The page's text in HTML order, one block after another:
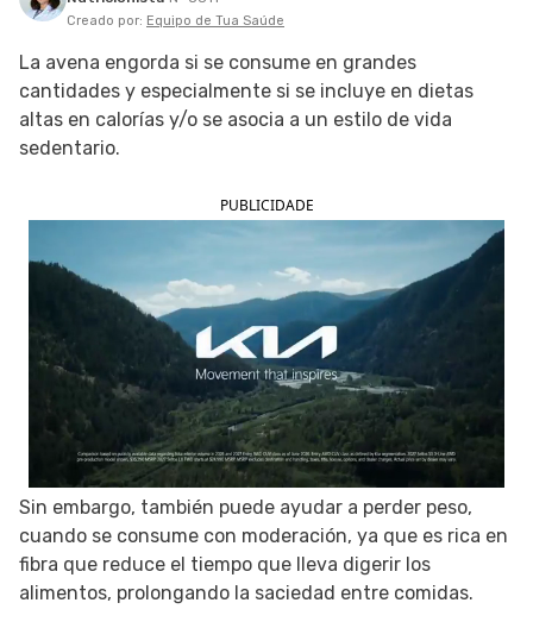
SIGUE TUA SAÚDE EN LAS REDES SOCIALES
Creado por: Equipo de Tua Saúde
La avena engorda si se consume en grandes
cantidades y especialmente si se incluye en dietas
altas en calorías y/o se asocia a un estilo de vida
sedentario.
PUBLICIDADE
Sin embargo, también puede ayudar a perder peso,
cuando se consume con moderación, ya que es rica en
fibra que reduce el tiempo que lleva digerir los
alimentos, prolongando la saciedad entre comidas.